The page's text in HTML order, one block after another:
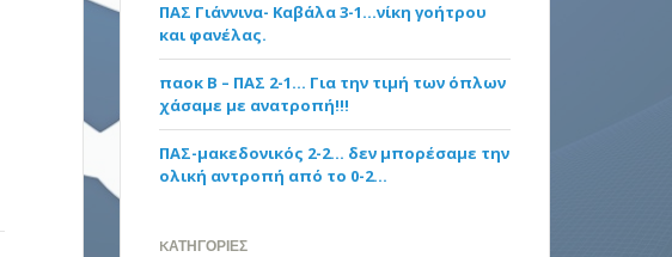
ΠΑΣ Γιάννινα- Καβάλα 3-1…νίκη γοήτρου
και φανέλας.
παοκ Β – ΠΑΣ 2-1… Για την τιμή των όπλων
χάσαμε με ανατροπή!!!
ΠΑΣ-μακεδονικός 2-2… δεν μπορέσαμε την
ολική αντροπή από το 0-2…
KΑΤΗΓΟΡΊΕΣ